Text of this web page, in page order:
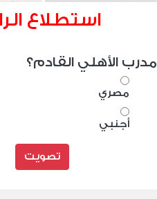
استطلاع
مدرب الأهلي القادم؟
مصري
أجنبي
تصويت